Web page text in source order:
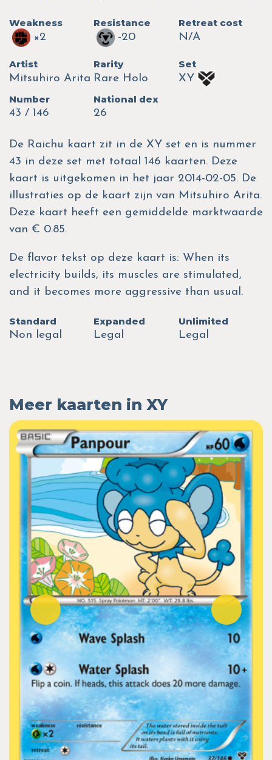
Weakness
×2
Resistance
-20
Retreat cost
N/A
Artist
Mitsuhiro Arita
Rarity
Rare Holo
Set
XY
Number
43 / 146
National dex
26
De Raichu kaart zit in de XY set en is nummer
43 in deze set met totaal 146 kaarten. Deze
kaart is uitgekomen in het jaar 2014-02-05. De
illustraties op de kaart zijn van Mitsuhiro Arita.
Deze kaart heeft een gemiddelde marktwaarde
van € 0.85.
De flavor tekst op deze kaart is: When its
electricity builds, its muscles are stimulated,
and it becomes more aggressive than usual.
Standard
Non legal
Expanded
Legal
Unlimited
Legal
Meer kaarten in XY